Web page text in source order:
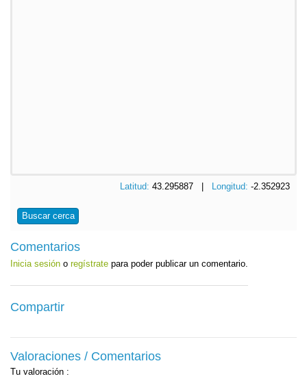
Latitud: 43.295887 | Longitud: -2.352923
Buscar cerca
Comentarios
Inicia sesión o regístrate para poder publicar un comentario.
Compartir
Valoraciones / Comentarios
Tu valoración :